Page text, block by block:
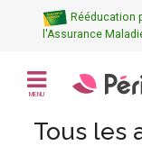
Rééducation
l'Assurance
MENU
Tous les